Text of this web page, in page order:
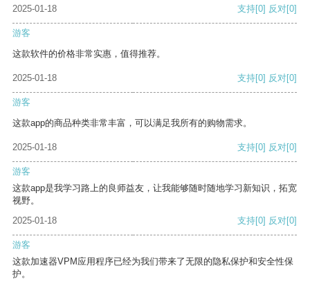
2025-01-18
支持[0] 反对[0]
游客
这款软件的价格非常实惠，值得推荐。
2025-01-18 支持[0] 反对[0]
游客
这款app的商品种类非常丰富，可以满足我所有的购物需求。
2025-01-18 支持[0] 反对[0]
游客
这款app是我学习路上的良师益友，让我能够随时随地学习新知识，拓宽
视野。
2025-01-18
支持[0] 反对[0]
游客
这款加速器VPM应用程序已经为我们带来了无限的隐私保护和安全性保
护。